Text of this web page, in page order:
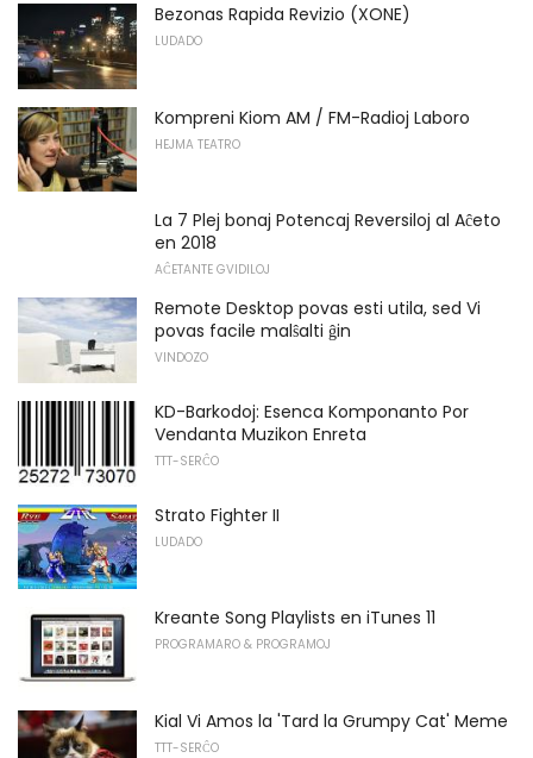
Bezonas Rapida Revizio (XONE)
LUDADO
Kompreni Kiom AM / FM-Radioj Laboro
HEJMA TEATRO
La 7 Plej bonaj Potencaj Reversiloj al Aĉeto
en 2018
AĈETANTE GVIDILOJ
Remote Desktop povas esti utila, sed Vi
povas facile malŝalti ĝin
VINDOZO
KD-Barkodoj: Esenca Komponanto Por
Vendanta Muzikon Enreta
TTT-SERĈO
Strato Fighter II
LUDADO
Kreante Song Playlists en iTunes 11
PROGRAMARO & PROGRAMOJ
Kial Vi Amos la 'Tard la Grumpy Cat' Meme
TTT-SERĈO